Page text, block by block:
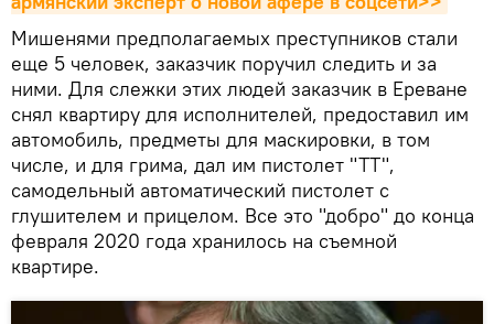
Мишенями предполагаемых преступников стали
еще 5 человек, заказчик поручил следить и за
ними. Для слежки этих людей заказчик в Ереване
снял квартиру для исполнителей, предоставил им
автомобиль, предметы для маскировки, в том
числе, и для грима, дал им пистолет "ТТ",
самодельный автоматический пистолет с
глушителем и прицелом. Все это "добро" до конца
февраля 2020 года хранилось на съемной
квартире.